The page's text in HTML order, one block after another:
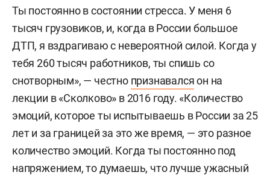
Ты постоянно в состоянии стресса. У меня 6
тысяч грузовиков, и, когда в России большое
ДТП, я вздрагиваю с невероятной силой. Когда у
тебя 260 тысяч работников, ты спишь со
снотворным», — честно признавалсяон на
лекции в «Сколково» в 2016 году. «Количество
эмоций, которое ты испытываешь в России за 25
лет и за границей за это же время, — это разное
количество эмоций. Когда ты постоянно под
напряжением, то думаешь, что лучше ужасный